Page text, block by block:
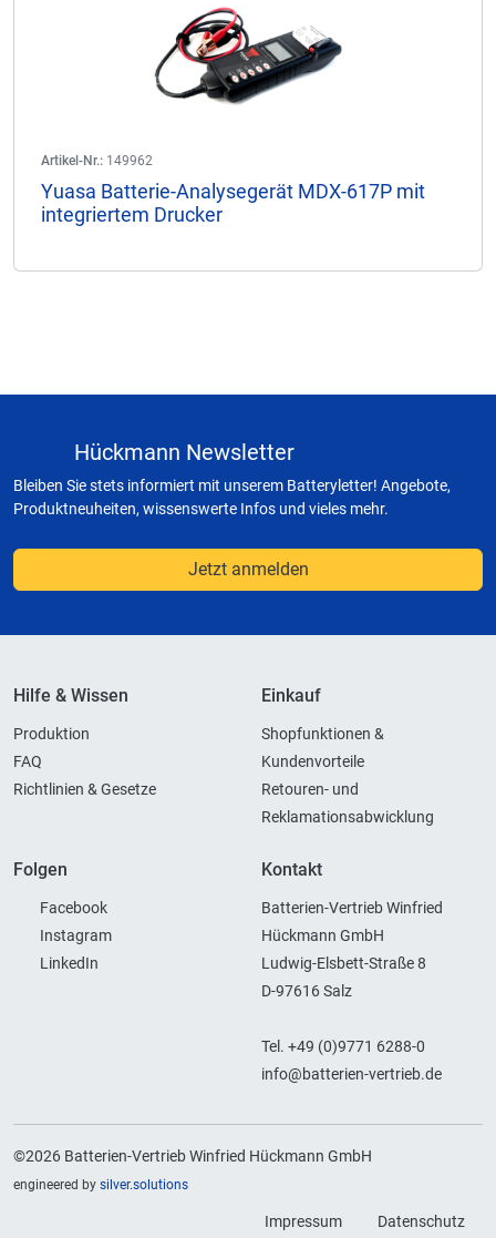
Artikel-Nr.: 149962
Yuasa Batterie-Analysegerät MDX-617P mit
integriertem Drucker
Hückmann Newsletter
Bleiben Sie stets informiert mit unserem Batteryletter! Angebote,
Produktneuheiten, wissenswerte Infos und vieles mehr.
Jetzt anmelden
Hilfe & Wissen
Produktion
FAQ
Richtlinien & Gesetze
Einkauf
Shopfunktionen &
Kundenvorteile
Retouren- und
Reklamationsabwicklung
Folgen
Facebook
Instagram
LinkedIn
Kontakt
Batterien-Vertrieb Winfried
Hückmann GmbH
Ludwig-Elsbett-Straße 8
D-97616 Salz
Tel. +49 (0)9771 6288-0
info@batterien-vertrieb.de
©2026 Batterien-Vertrieb Winfried Hückmann GmbH
engineered by silver.solutions
Impressum Datenschutz